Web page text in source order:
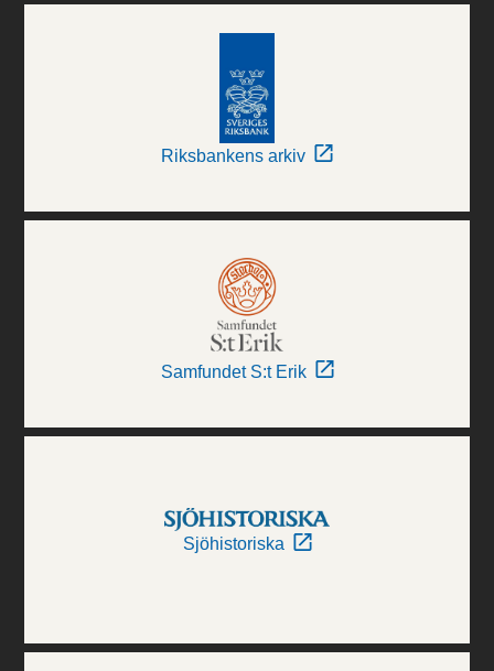
Riksbankens arkiv
Samfundet S:t Erik
Sjöhistoriska